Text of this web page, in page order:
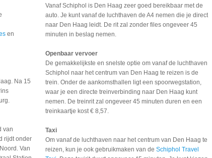
en
Na 15
van
rijdt onder
Van
Vanaf Schiphol is Den Haag zeer goed bereikbaar met de
auto. Je kunt vanaf de luchthaven de A4 nemen die je direct
naar Den Haag leidt. De rit zal zonder files ongeveer 45
minuten in beslag nemen.
Openbaar vervoer
De gemakkelijkste en snelste optie om vanaf de luchthaven
Schiphol naar het centrum van Den Haag te reizen is de
trein. Onder de aankomsthallen ligt een spoorwegstation,
waar je een directe treinverbinding naar Den Haag kunt
nemen. De treinrit zal ongeveer 45 minuten duren en een
treinkaartje kost € 8,57.
Taxi
Om vanaf de luchthaven naar het centrum van Den Haag te
reizen, kun je ook gebruikmaken van deSchiphol Travel